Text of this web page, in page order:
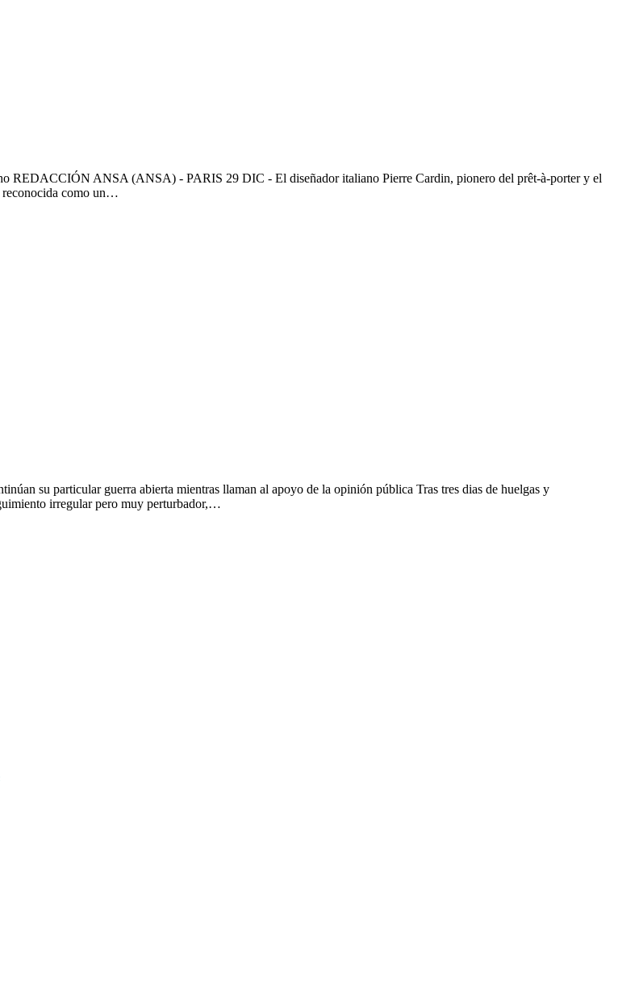
REDACCIÓN ANSA (ANSA) - PARIS 29 DIC - El diseñador italiano Pierre Cardin, pionero del prêt-à-porter y el
reconocida como un…
su particular guerra abierta mientras llaman al apoyo de la opinión pública Tras tres dias de huelgas y
irregular pero muy perturbador,…